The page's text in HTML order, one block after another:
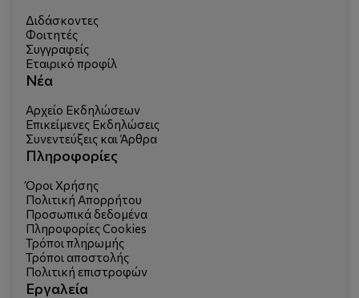
Διδάσκοντες
Φοιτητές
Συγγραφείς
Εταιρικό προφίλ
Νέα
Αρχείο Εκδηλώσεων
Επικείμενες Εκδηλώσεις
Συνεντεύξεις και Άρθρα
Πληροφορίες
Όροι Χρήσης
Πολιτική Απορρήτου
Προσωπικά δεδομένα
Πληροφορίες Cookies
Τρόποι πληρωμής
Τρόποι αποστολής
Πολιτική επιστροφών
Εργαλεία